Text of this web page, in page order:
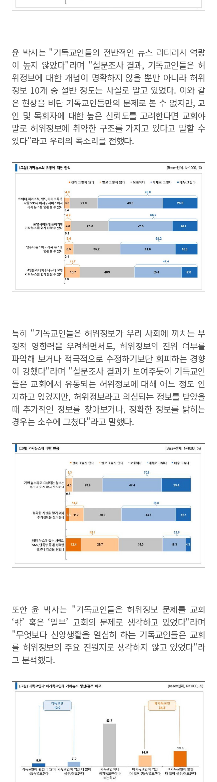
윤 박사는 "기독교인들의 전반적인 뉴스 리터러시 역량
이 높지 않았다"라며 "설문조사 결과, 기독교인들은 허
위정보에 대한 개념이 명확하지 않을 뿐만 아니라 허위
정보 10개 중 절반 정도는 사실로 알고 있었다. 이와 같
은 현상을 비단 기독교인들만의 문제로 볼 수 없지만, 교
인 및 목회자에 대한 높은 신뢰도를 고려한다면 교회야
말로 허위정보에 취약한 구조를 가지고 있다고 말할 수
있다"라고 우려의 목소리를 전했다.
특히 "기독교인들은 허위정보가 우리 사회에 끼치는 부
정적 영향력을 우려하면서도, 허위정보의 진위 여부를
파악해 보거나 적극적으로 수정하기보단 회피하는 경향
이 강했다"라며 "설문조사 결과가 보여주듯이 기독교인
들은 교회에서 유통되는 허위정보에 대해 어느 정도 인
지하고 있었지만, 허위정보라고 의심되는 정보를 받았을
때 추가적인 정보를 찾아보거나, 정확한 정보를 밝히는
경우는 소수에 그쳤다"라고 말했다.
또한 윤 박사는 "기독교인들은 허위정보 문제를 교회
‘밖’ 혹은 ‘일부’ 교회의 문제로 생각하고 있었다"라며
"무엇보다 신앙생활을 열심히 하는 기독교인들은 교회
를 허위정보의 주요 진원지로 생각하지 않고 있었다"라
고 분석했다.